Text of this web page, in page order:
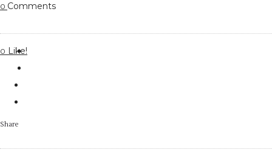
0 Comments
0 Like!
Share